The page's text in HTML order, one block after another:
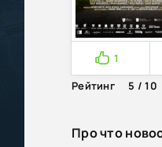
1
Рейтинг
5 / 10
Про что